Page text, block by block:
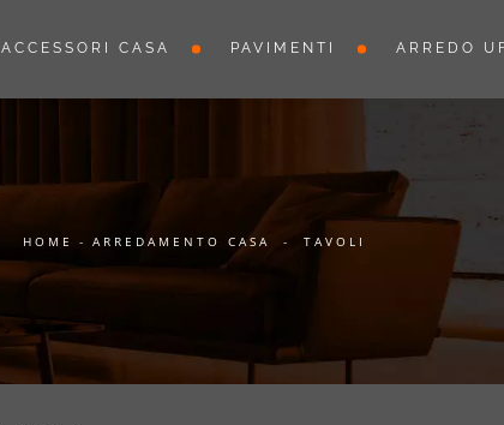
ACCESSORI CASA PAVIMENTI ARREDO
HOME - ARREDAMENTO CASA - TAVOLI